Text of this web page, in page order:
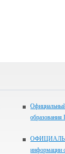
образования
информации